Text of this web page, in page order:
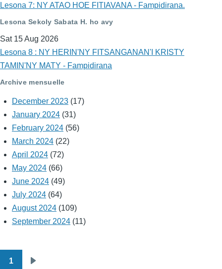
Lesona 7: NY ATAO HOE FITIAVANA - Fampidirana.
Lesona Sekoly Sabata H. ho avy
Sat 15 Aug 2026
Lesona 8 : NY HERIN'NY FITSANGANAN'I KRISTY
TAMIN'NY MATY - Fampidirana
Archive mensuelle
December 2023 (17)
January 2024 (31)
February 2024 (56)
March 2024 (22)
April 2024 (72)
May 2024 (66)
June 2024 (49)
July 2024 (64)
August 2024 (109)
September 2024 (11)
Pagination
1